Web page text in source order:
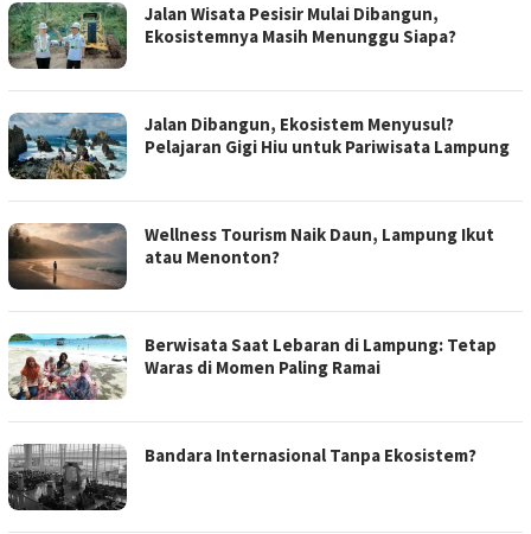
Jalan Wisata Pesisir Mulai Dibangun,
Ekosistemnya Masih Menunggu Siapa?
Jalan Dibangun, Ekosistem Menyusul?
Pelajaran Gigi Hiu untuk Pariwisata Lampung
Wellness Tourism Naik Daun, Lampung Ikut
atau Menonton?
Berwisata Saat Lebaran di Lampung: Tetap
Waras di Momen Paling Ramai
Bandara Internasional Tanpa Ekosistem?